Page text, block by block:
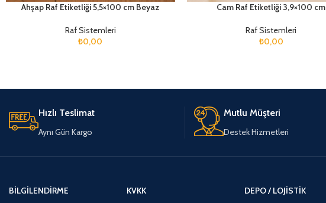
Ahşap Raf Etiketliği 5,5×100 cm Beyaz
Raf Sistemleri
₺0,00
Cam Raf Etiketliği 3,9×100 cm
Raf Sistemleri
₺0,00
Hızlı Teslimat
Aynı Gün Kargo
Mutlu Müşteri
Destek Hizmetleri
BILGILENDIRME KVKK DEPO / LOJISTIK